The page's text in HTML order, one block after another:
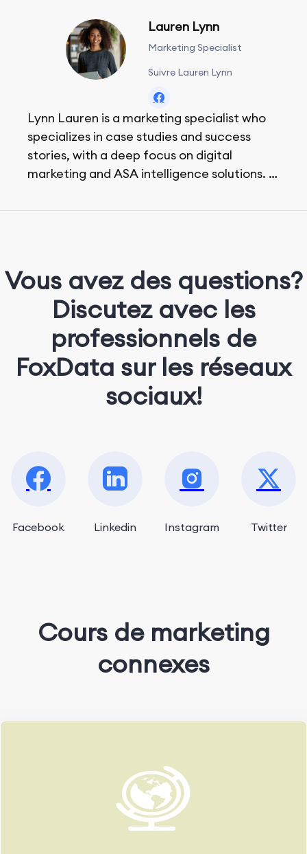
Lauren Lynn
Marketing Specialist
Suivre Lauren Lynn
Lynn Lauren is a marketing specialist who
specializes in case studies and success
stories, with a deep focus on digital
marketing and ASA intelligence solutions.
Vous avez des questions?
Discutez avec les
professionnels de
FoxData sur les réseaux
sociaux!
Facebook Linkedin Instagram Twitter
Cours de marketing
connexes